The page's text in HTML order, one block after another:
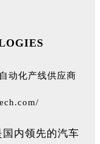
内领先的汽车